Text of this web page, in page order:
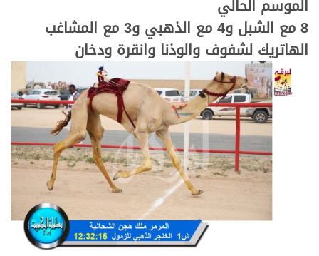
الموسم الحالي
8 مع الشبل و4 مع الذهبي و3 مع المشاغب
الهاتريك لشفوف والوذنا وانقرة ودخان